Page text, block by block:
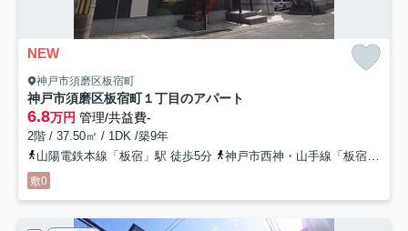
NEW
神戸市須磨区板宿町
神戸市須磨区板宿町１丁目のアパート
6.8万円 管理/共益費-
2階 / 37.50㎡ / 1DK /築9年
山陽電鉄本線「板宿」駅 徒歩5分
神戸市西神・山手線「板宿」駅 徒歩5分
敷0